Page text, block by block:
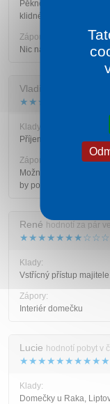
Pěkné a čisté
klidné místo. Příjemní
Zápory:
Nic nás nenapadá :-)
Vladimír hodnotí za
★★★★★★★★★☆
Klady:
Příjemné prostředí,
Zápory:
Možnost alespoň
by poskytlo ochranu
René hodnotí za pár
★★★★★★★☆☆☆
Klady:
Vstřícný přístup
Zápory:
Interiér domečku
Lucie hodnotí pobyt v
★★★★★★★★★★
Klady:
Domečky u Raka,